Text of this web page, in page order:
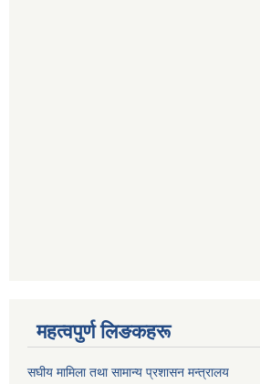
महत्वपुर्ण लिङकहरू
स‌घीय मामिला तथा सामान्य प्रशासन मन्त्रालय